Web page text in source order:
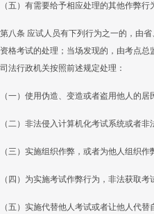
（五）有需要给予相应处理的其他作弊行
第八条 应试人员有下列行为之一的，由
资格考试的处理；当场发现的，由考点
司法行政机关按照前述规定处理：
（一）使用伪造、变造或者盗用他人的
（二）非法侵入计算机化考试系统或者
（三）实施组织作弊，或者为他人组织
（四）为实施考试作弊行为，非法获取
（五）实施代替他人考试或者让他人代替